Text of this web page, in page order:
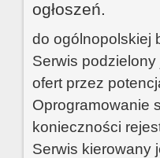
do ogólnopolskiej
Serwis
ofert przez
Oprogramowanie
konieczności
Serwis kierowany